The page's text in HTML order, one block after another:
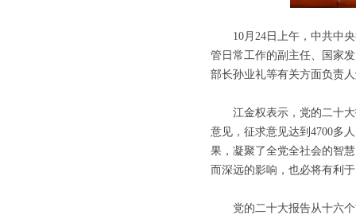
10月24日上午，中共中央
管日常工作的副主任、国家
部长孙业礼等有关方面负责
江金权表示，党的二十大
意见，征求意见达到4700多
果，凝聚了全党全社会的智
而深远的影响，也必将有利
党的二十大报告从十六个